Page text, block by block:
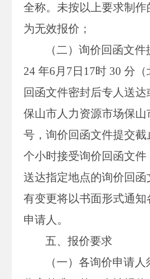
全称。未按以上要求制
为无效报价；
（二）询价回函文
24 年6月7日17时 30 分
回函文件密封后专人送
保山市人力资源市场保
号，询价回函文件提交截
个小时接受询价回函文
送达指定地点的询价回
有变更将以书面形式通
申请人。
五、报价要求
（一）各询价申请